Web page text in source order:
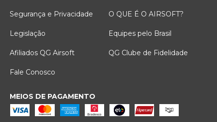
Segurança e Privacidade O QUE É O AIRSOFT?
Legislação Equipes pelo Brasil
Afiliados QG Airsoft QG Clube de Fidelidade
Fale Conosco
MEIOS DE PAGAMENTO